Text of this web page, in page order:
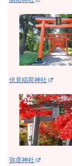
伏見稲荷神社
弥彦神社